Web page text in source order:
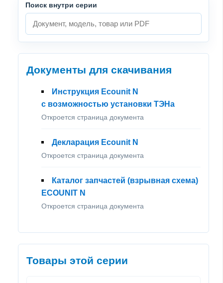
Поиск внутри серии
Документы для скачивания
Инструкция Ecounit N
с возможностью установки ТЭНа
Откроется страница документа
Декларация Ecounit N
Откроется страница документа
Каталог запчастей (взрывная схема)
ECOUNIT N
Откроется страница документа
Товары этой серии